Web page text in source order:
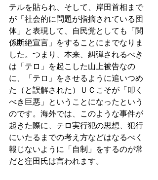
テルを貼られ、そして、岸田首相まで
が「社会的に問題が指摘されている団
体」と表現して、自民党としても「関
係断絶宣言」をすることにまでなりま
した。つまり、本来、糾弾されるべき
は「テロ」を起こした山上被告なの
に、「テロ」をさせるように追いつめ
た（と誤解された）ＵＣこそが「叩く
べき巨悪」ということになったという
のです。海外では、このような事件が
起きた際に、テロ実行犯の思想、犯行
にいたるまでの考え方などはなるべく
報じないように「自制」をするのが常
だと窪田氏は言われます。